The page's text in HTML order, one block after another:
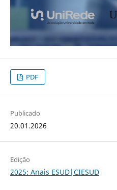
PDF
Publicado
20.01.2026
Edição
2025: Anais ESUD|CIESUD